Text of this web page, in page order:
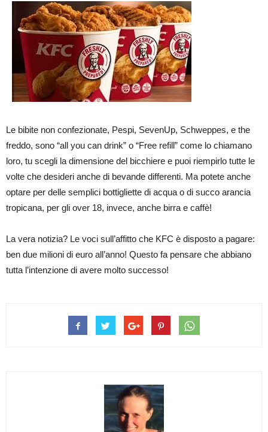
Le bibite non confezionate, Pespi, SevenUp, Schweppes, e the
freddo, sono “all you can drink” o “Free refill” come lo chiamano
loro, tu scegli la dimensione del bicchiere e puoi riempirlo tutte le
volte che desideri anche di bevande differenti. Ma potete anche
optare per delle semplici bottigliette di acqua o di succo arancia
tropicana, per gli over 18, invece, anche birra e caffè!
La vera notizia? Le voci sull’affitto che KFC è disposto a pagare:
ben due milioni di euro all’anno! Questo fa pensare che abbiano
tutta l’intenzione di avere molto successo!